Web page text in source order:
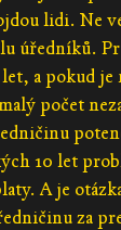
lidi. Ne
úředníků.
a pokud
počet
10 let
A je
za